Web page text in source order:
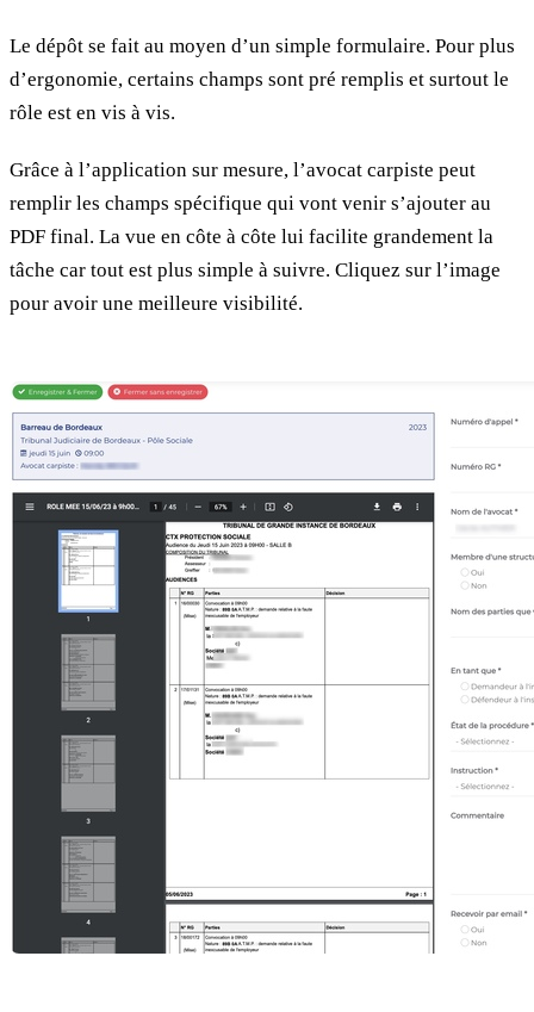
Le dépôt se fait au moyen d’un simple formulaire. Pour plus
d’ergonomie, certains champs sont pré remplis et surtout le
rôle est en vis à vis.
Grâce à l’application sur mesure, l’avocat carpiste peut
remplir les champs spécifique qui vont venir s’ajouter au
PDF final. La vue en côte à côte lui facilite grandement la
tâche car tout est plus simple à suivre. Cliquez sur l’image
pour avoir une meilleure visibilité.